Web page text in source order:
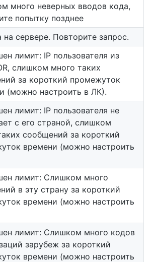
много неверных вводов кода,
попытку позднее
сервере. Повторите запрос.
лимит: IP пользователя из
слишком много таких
за короткий промежуток
(можно настроить в ЛК).
лимит: IP пользователя не
с его страной, слишком
сообщений за короткий
времени (можно настроить
лимит: Слишком много
в эту страну за короткий
времени (можно настроить
лимит: Слишком много кодов
зарубеж за короткий
времени (можно настроить